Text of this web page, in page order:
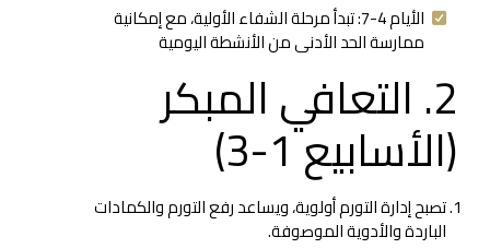
الأيام 4-7: تبدأ مرحلة الشفاء الأولية، مع إمكانية
ممارسة الحد الأدنى من الأنشطة اليومية
2. التعافي المبكر
(الأسابيع 1-3)
تصبح إدارة التورم أولوية، ويساعد رفع التورم والكمادات
الباردة والأدوية الموصوفة.